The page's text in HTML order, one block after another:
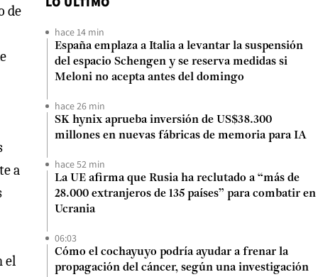
de
a
el
hace 14 min
España emplaza a Italia a levantar la suspensión
del espacio Schengen y se reserva medidas si
Meloni no acepta antes del domingo
hace 26 min
SK hynix aprueba inversión de US$38.300
millones en nuevas fábricas de memoria para IA
hace 52 min
La UE afirma que Rusia ha reclutado a “más de
28.000 extranjeros de 135 países” para combatir en
Ucrania
06:03
Cómo el cochayuyo podría ayudar a frenar la
propagación del cáncer, según una investigación